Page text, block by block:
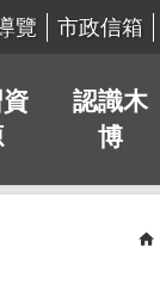
覽 市政信箱
認識木
博